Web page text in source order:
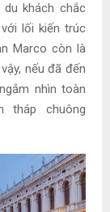
du khách chắc
lối kiến trúc
Marco còn là
nếu đã đến
nhìn toàn
tháp chuông